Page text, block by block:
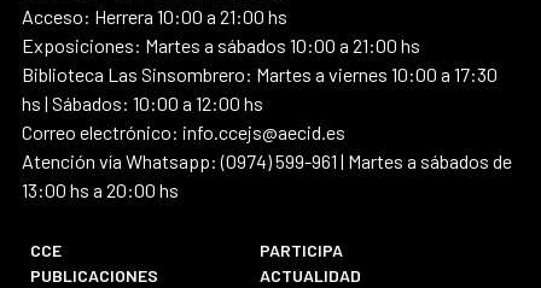
Acceso: Herrera 10:00 a 21:00 hs
Exposiciones: Martes a sábados 10:00 a 21:00 hs
Biblioteca Las Sinsombrero: Martes a viernes 10:00 a 17:30
hs | Sábados: 10:00 a 12:00 hs
Correo electrónico: info.ccejs@aecid.es
Atención vía Whatsapp: (0974) 599-961 | Martes a sábados de
13:00 hs a 20:00 hs
CCE
PARTICIPA
PUBLICACIONES
ACTUALIDAD